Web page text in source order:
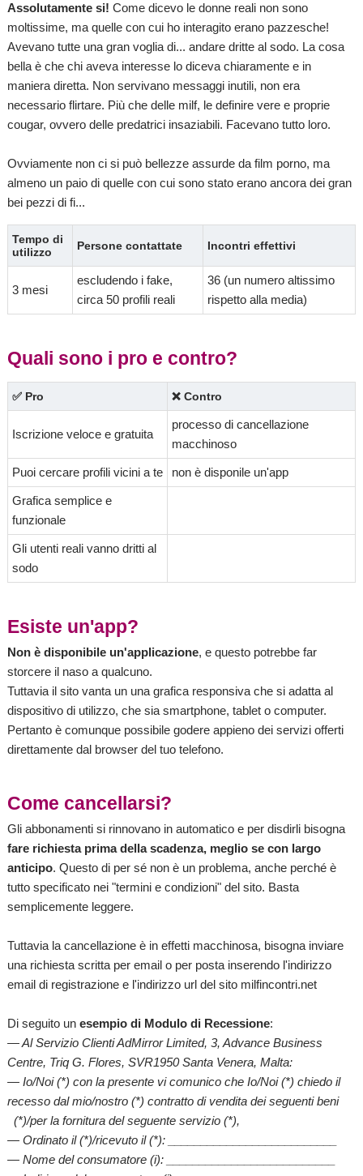
Assolutamente si! Come dicevo le donne reali non sono
moltissime, ma quelle con cui ho interagito erano pazzesche!
Avevano tutte una gran voglia di... andare dritte al sodo. La cosa
bella è che chi aveva interesse lo diceva chiaramente e in
maniera diretta. Non servivano messaggi inutili, non era
necessario flirtare. Più che delle milf, le definire vere e proprie
cougar, ovvero delle predatrici insaziabili. Facevano tutto loro.
Ovviamente non ci si può bellezze assurde da film porno, ma
almeno un paio di quelle con cui sono stato erano ancora dei gran
bei pezzi di fi...
Tempo di
utilizzo
Persone contattate Incontri effettivi
3 mesi
escludendo i fake,
circa 50 profili reali
36 (un numero altissimo
rispetto alla media)
Quali sono i pro e contro?
✅ Pro ❌ Contro
Iscrizione veloce e gratuita
processo di cancellazione
macchinoso
Puoi cercare profili vicini a te non è disponile un'app
Grafica semplice e
funzionale
Gli utenti reali vanno dritti al
sodo
Esiste un'app?
Non è disponibile un'applicazione, e questo potrebbe far
storcere il naso a qualcuno.
Tuttavia il sito vanta un una grafica responsiva che si adatta al
dispositivo di utilizzo, che sia smartphone, tablet o computer.
Pertanto è comunque possibile godere appieno dei servizi offerti
direttamente dal browser del tuo telefono.
Come cancellarsi?
Gli abbonamenti si rinnovano in automatico e per disdirli bisogna
fare richiesta prima della scadenza, meglio se con largo
anticipo. Questo di per sé non è un problema, anche perché è
tutto specificato nei "termini e condizioni" del sito. Basta
semplicemente leggere.
Tuttavia la cancellazione è in effetti macchinosa, bisogna inviare
una richiesta scritta per email o per posta inserendo l'indirizzo
email di registrazione e l'indirizzo url del sito milfincontri.net
Di seguito un esempio di Modulo di Recessione:
— Al Servizio Clienti AdMirror Limited, 3, Advance Business
Centre, Triq G. Flores, SVR1950 Santa Venera, Malta:
— Io/Noi (*) con la presente vi comunico che Io/Noi (*) chiedo il
recesso dal mio/nostro (*) contratto di vendita dei seguenti beni
(*)/per la fornitura del seguente servizio (*),
— Ordinato il (*)/ricevuto il (*): __________________________
— Nome del consumatore (i): __________________________